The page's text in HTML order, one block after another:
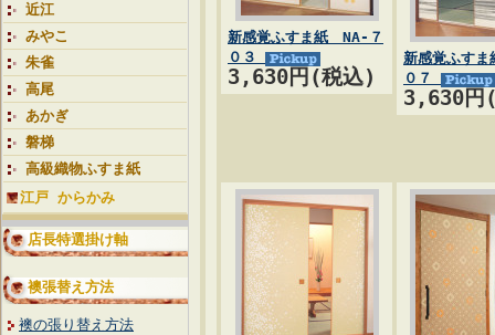
近江
みやこ
朱雀
高尾
あかぎ
磐梯
高級織物ふすま紙
江戸 からかみ
店長特選掛け軸
襖張替え方法
襖の張り替え方法
新感覚ふすま紙 NA-７
０３
3,630円(税込)
新感覚ふす
０７
3,630円